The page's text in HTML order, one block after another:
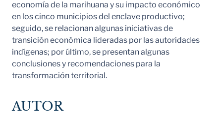
economía de la marihuana y su impacto económico
en los cinco municipios del enclave productivo;
seguido, se relacionan algunas iniciativas de
transición económica lideradas por las autoridades
indígenas; por último, se presentan algunas
conclusiones y recomendaciones para la
transformación territorial.
AUTOR